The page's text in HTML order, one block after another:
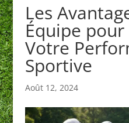
Les
Équipe
Votre
Sportive
Août 12, 2024